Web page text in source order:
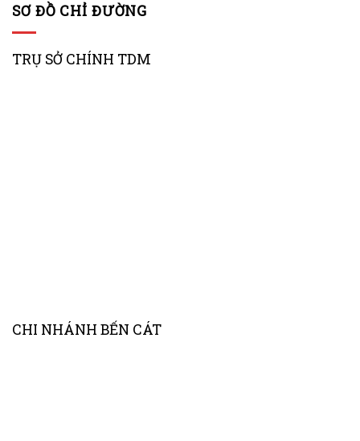
SƠ ĐỒ CHỈ ĐƯỜNG
TRỤ SỞ CHÍNH TDM
CHI NHÁNH BẾN CÁT